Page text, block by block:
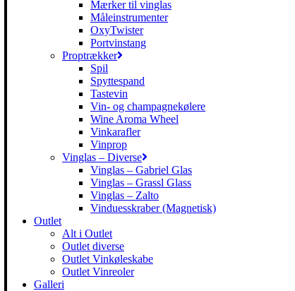
Mærker til vinglas
Måleinstrumenter
OxyTwister
Portvinstang
Proptrækker
Spil
Spyttespand
Tastevin
Vin- og champagnekølere
Wine Aroma Wheel
Vinkarafler
Vinprop
Vinglas – Diverse
Vinglas – Gabriel Glas
Vinglas – Grassl Glass
Vinglas – Zalto
Vinduesskraber (Magnetisk)
Outlet
Alt i Outlet
Outlet diverse
Outlet Vinkøleskabe
Outlet Vinreoler
Galleri